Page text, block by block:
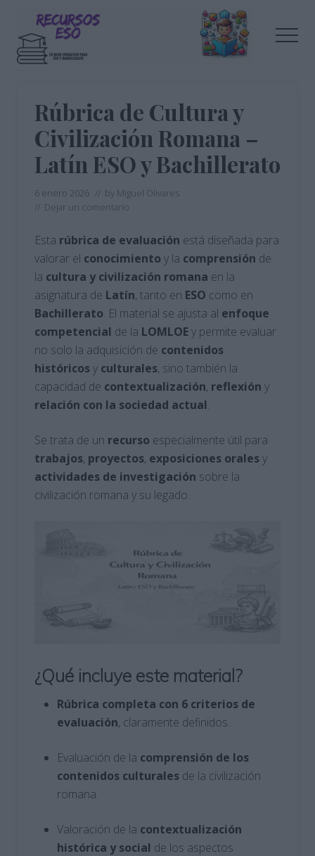
contenido
principal
barra
educación
Rúbrica de Cultura y
Civilización Romana –
Latín ESO y Bachillerato
6 enero 2026 // by Miguel Olivares
// Dejar un comentario
Esta rúbrica de evaluación está diseñada para
valorar el conocimiento y la comprensión de
la cultura y civilización romana en la
asignatura de Latín, tanto en ESO como en
Bachillerato. El material se ajusta al enfoque
competencial de la LOMLOEy permite evaluar
no solo la adquisición de contenidos
históricosy culturales, sino también la
capacidad de contextualización, reflexión y
relación con la sociedad actual.
Se trata de un recurso especialmente útil para
trabajos, proyectos, exposiciones oralesy
actividades de investigación sobre la
civilización romana y su legado.
¿Qué incluye este material?
Rúbrica completa con 6 criterios de
evaluación, claramente definidos.
Evaluación de la comprensión de los
contenidos culturales de la civilización
romana.
Valoración de la contextualización
histórica y social de los aspectos